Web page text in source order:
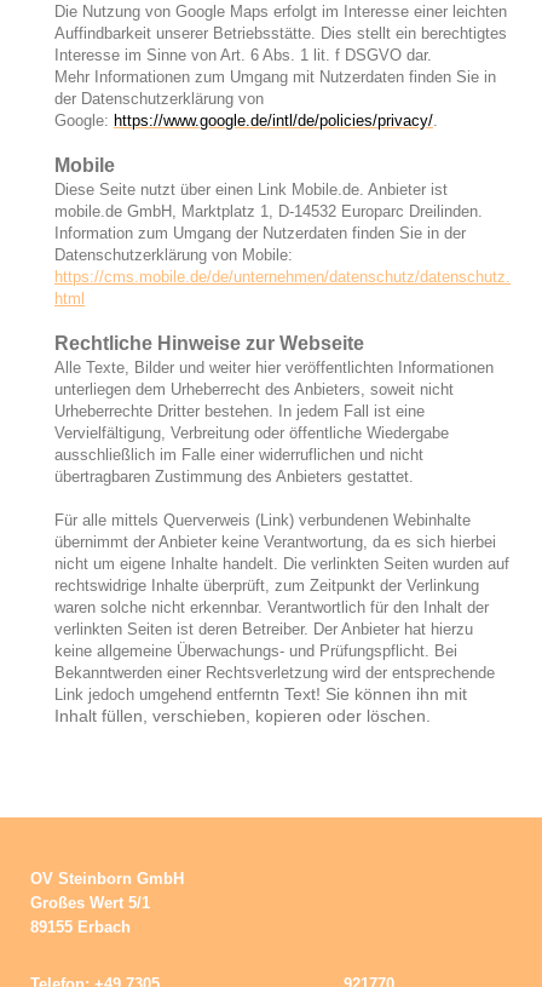
Die Nutzung von Google Maps erfolgt im Interesse einer leichten
Auffindbarkeit unserer Betriebsstätte. Dies stellt ein berechtigtes
Interesse im Sinne von Art. 6 Abs. 1 lit. f DSGVO dar.
Mehr Informationen zum Umgang mit Nutzerdaten finden Sie in
der Datenschutzerklärung von
Google: https://www.google.de/intl/de/policies/privacy/
Mobile
Diese Seite nutzt über einen Link Mobile.de. Anbieter ist
mobile.de GmbH, Marktplatz 1, D-14532 Europarc Dreilinden.
Information zum Umgang der Nutzerdaten finden Sie in der
Datenschutzerklärung von Mobile:
https://cms.mobile.de/de/unternehmen/datenschutz/datenschutz.
html
Rechtliche Hinweise zur Webseite
Alle Texte, Bilder und weiter hier veröffentlichten Informationen
unterliegen dem Urheberrecht des Anbieters, soweit nicht
Urheberrechte Dritter bestehen. In jedem Fall ist eine
Vervielfältigung, Verbreitung oder öffentliche Wiedergabe
ausschließlich im Falle einer widerruflichen und nicht
übertragbaren Zustimmung des Anbieters gestattet.
Für alle mittels Querverweis (Link) verbundenen Webinhalte
übernimmt der Anbieter keine Verantwortung, da es sich hierbei
nicht um eigene Inhalte handelt. Die verlinkten Seiten wurden auf
rechtswidrige Inhalte überprüft, zum Zeitpunkt der Verlinkung
waren solche nicht erkennbar. Verantwortlich für den Inhalt der
verlinkten Seiten ist deren Betreiber. Der Anbieter hat hierzu
keine allgemeine Überwachungs- und Prüfungspflicht. Bei
Bekanntwerden einer Rechtsverletzung wird der entsprechende
Link jedoch umgehend entferntn Text! Sie können ihn mit
Inhalt füllen, verschieben, kopieren oder löschen.
OV Steinborn GmbH
Großes Wert 5/1
89155 Erbach